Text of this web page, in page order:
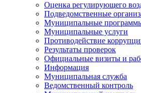
Оценка регулирующего
Подведомственные
Муниципальные
Муниципальные услуги
Противодействие
Результаты проверок
Официальные визиты и
Информация
Муниципальная служба
Ведомственный контроль